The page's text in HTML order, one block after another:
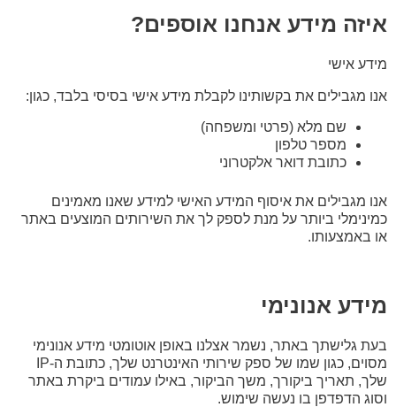
איזה מידע אנחנו אוספים?
מידע אישי
אנו מגבילים את בקשותינו לקבלת מידע אישי בסיסי בלבד, כגון:
שם מלא (פרטי ומשפחה)
מספר טלפון
כתובת דואר אלקטרוני
אנו מגבילים את איסוף המידע האישי למידע שאנו מאמינים
כמינימלי ביותר על מנת לספק לך את השירותים המוצעים באתר
או באמצעותו.
מידע אנונימי
בעת גלישתך באתר, נשמר אצלנו באופן אוטומטי מידע אנונימי
מסוים, כגון שמו של ספק שירותי האינטרנט שלך, כתובת ה-IP
שלך, תאריך ביקורך, משך הביקור, באילו עמודים ביקרת באתר
וסוג הדפדפן בו נעשה שימוש.